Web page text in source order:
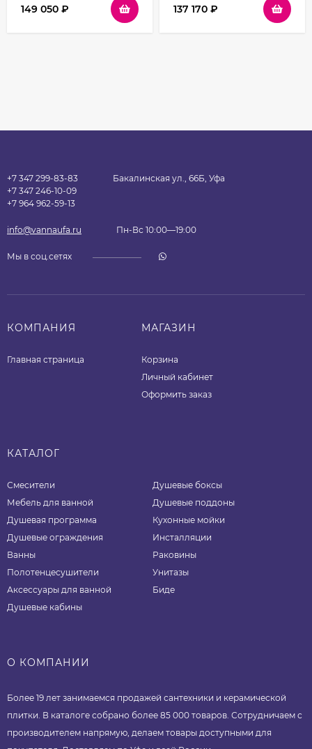
149 050 ₽ 137 170 ₽
+7 347 299-83-83
+7 347 246-10-09
+7 964 962-59-13
Бакалинская ул., 66Б, Уфа
info@vannaufa.ru Пн-Вс 10:00—19:00
Мы в соц.сетях
КОМПАНИЯ
Главная страница
МАГАЗИН
Корзина
Личный кабинет
Оформить заказ
КАТАЛОГ
Смесители
Мебель для ванной
Душевая программа
Душевые ограждения
Ванны
Полотенцесушители
Аксессуары для ванной
Душевые кабины
Душевые боксы
Душевые поддоны
Кухонные мойки
Инсталляции
Раковины
Унитазы
Биде
О КОМПАНИИ
Более 19 лет занимаемся продажей сантехники и керамической
плитки. В каталоге собрано более 85 000 товаров. Сотрудничаем с
производителем напрямую, делаем товары доступными для